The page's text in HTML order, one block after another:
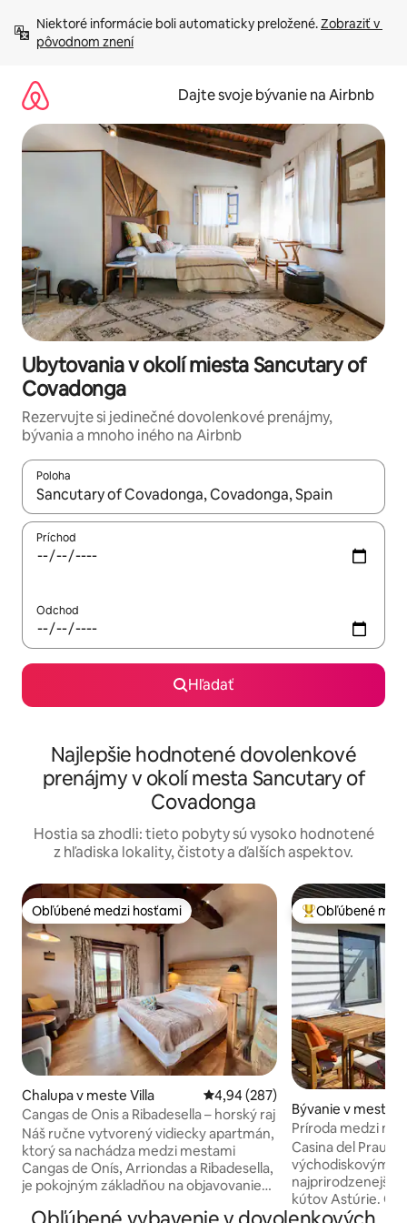
obsah.
Niektoré informácie boli automaticky preložené. Zobraziť v
pôvodnom znení
Dajte svoje bývanie na Airbnb
Ubytovania v okolí miesta Sancutary of
Covadonga
Rezervujte si jedinečné dovolenkové prenájmy,
bývania a mnoho iného na Airbnb
Poloha
Keď budú výsledky k dispozícii, môžete si ich prechádzať
Príchod
Odchod
Hľadať
Najlepšie hodnotené dovolenkové
prenájmy v okolí mesta Sancutary of
Covadonga
Hostia sa zhodli: tieto pobyty sú vysoko hodnotené
z hľadiska lokality, čistoty a ďalších aspektov.
Obľúbené medzi hosťami
Obľúbené medzi hosťami
Chalupa v meste Villa Priemerné ohodnotenie 4,94 z
4,94 (287)
Cangas de Onis a Ribadesella – horský raj
Náš ručne vytvorený vidiecky apartmán,
ktorý sa nachádza medzi mestami
Cangas de Onís, Arriondas a Ribadesella,
je pokojným základňou na objavovanie
Najobľúbenejšie
Obľúbené
Bývanie v meste
Príroda medzi
Casina del Prau
Casina del Prau je
východiskovým
kútov Astúrie.
lúkami a veľmi